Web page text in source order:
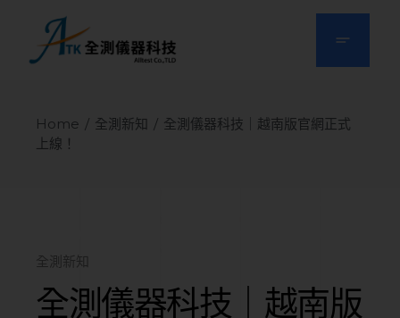
Home 全測新知
全測儀器科技｜越南版官網正式
上線！
全測新知
全測儀器科技｜越南版